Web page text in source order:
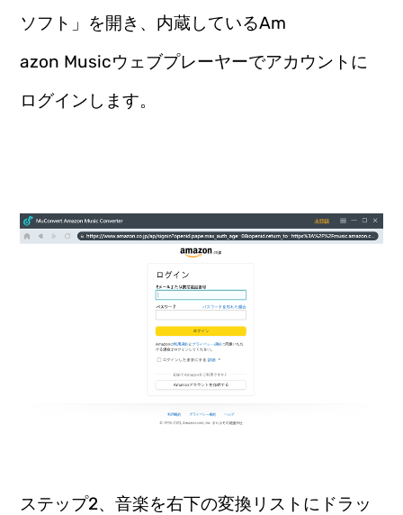
ソフト」を開き、内蔵しているAm
azon Musicウェブプレーヤーでアカウントに
ログインします。
ステップ2、音楽を右下の変換リストにドラッ